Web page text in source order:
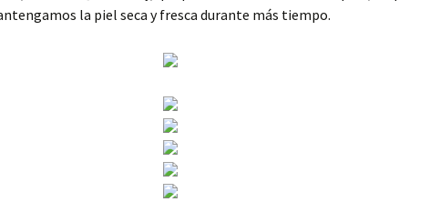
la piel seca y fresca durante más tiempo.